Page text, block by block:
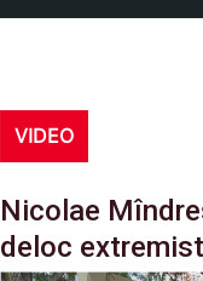
VIDEO
Nicolae
deloc extremist